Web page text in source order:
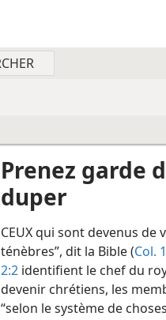
Prenez garde
duper
CEUX qui sont devenus
ténèbres”, dit la Bible (Col.
2:2 identifient le chef du
devenir chrétiens, les
“selon le système de